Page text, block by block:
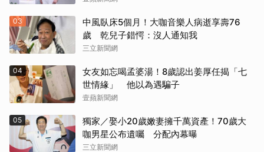
03
中風臥床5個月！大咖音樂人病逝享壽76
歲 乾兒子錯愕：沒人通知我
三立新聞網
04
女友如忘喝孟婆湯！8歲認出姜厚任揭「七
世情緣」 他以為遇騙子
壹蘋新聞網
05
獨家／娶小20歲嫩妻擁千萬資產！70歲大
咖男星公布遺囑 分配內幕曝
三立新聞網